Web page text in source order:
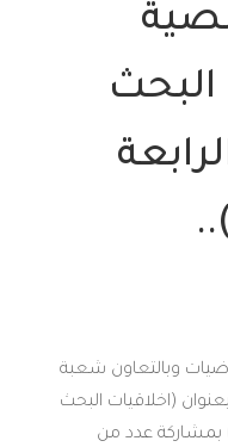
البحث
وبالتعاون شعبة
(اخلاقيات البحث
) بمشاركة عدد من